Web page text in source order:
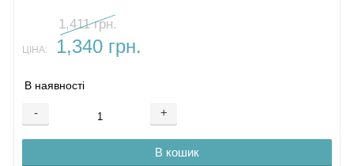
1,411 грн.
ЦІНА: 1,340 грн.
В наявності
- +
В кошик